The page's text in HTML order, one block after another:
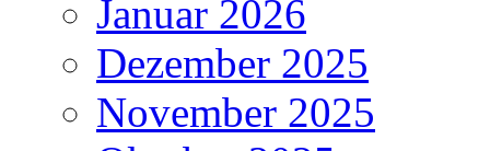
Januar 2026
Dezember 2025
November 2025